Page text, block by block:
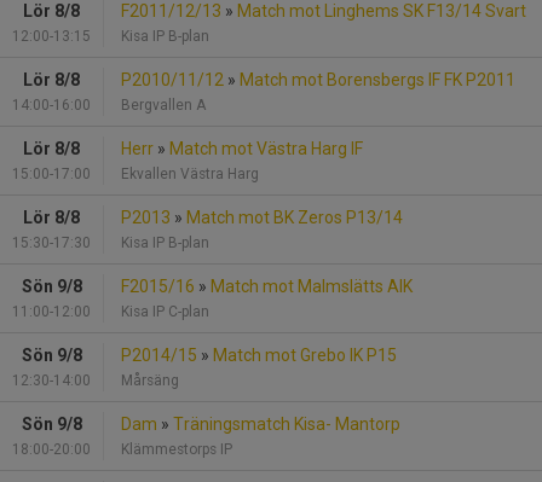
Lör 8/8
12:00-13:15
F2011/12/13 » Match mot Linghems SK F13/14 Svart
Kisa IP B-plan
Lör 8/8
14:00-16:00
P2010/11/12 » Match mot Borensbergs IF FK P2011
Bergvallen A
Lör 8/8
15:00-17:00
Herr » Match mot Västra Harg IF
Ekvallen Västra Harg
Lör 8/8
15:30-17:30
P2013 » Match mot BK Zeros P13/14
Kisa IP B-plan
Sön 9/8
11:00-12:00
F2015/16 » Match mot Malmslätts AIK
Kisa IP C-plan
Sön 9/8
12:30-14:00
P2014/15 » Match mot Grebo IK P15
Mårsäng
Sön 9/8
18:00-20:00
Dam » Träningsmatch Kisa- Mantorp
Klämmestorps IP